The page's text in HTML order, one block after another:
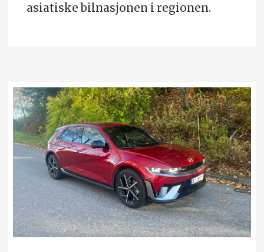
asiatiske bilnasjonen i regionen.